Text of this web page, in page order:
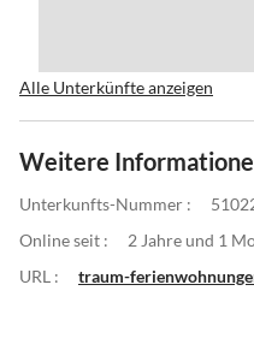
Alle Unterkünfte anzeigen
Weitere
Unterkunfts-Nummer :
Online seit :
2 Jahre und 1
URL :
traum-